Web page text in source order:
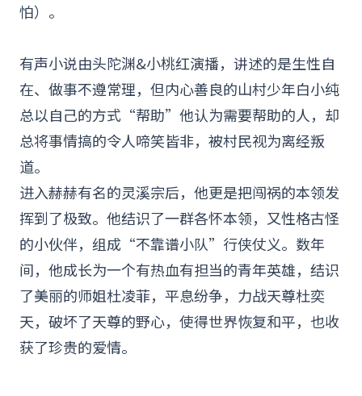
怕）。
有声小说由头陀渊&小桃红演播，讲述的是生性自
在、做事不遵常理，但内心善良的山村少年白小纯
总以自己的方式“帮助”他认为需要帮助的人，却
总将事情搞的令人啼笑皆非，被村民视为离经叛
道。
进入赫赫有名的灵溪宗后，他更是把闯祸的本领发
挥到了极致。他结识了一群各怀本领，又性格古怪
的小伙伴，组成“不靠谱小队”行侠仗义。数年
间，他成长为一个有热血有担当的青年英雄，结识
了美丽的师姐杜凌菲，平息纷争，力战天尊杜奕
天，破坏了天尊的野心，使得世界恢复和平，也收
获了珍贵的爱情。